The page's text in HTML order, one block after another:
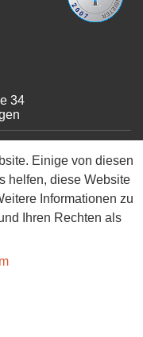
34
Einige von diesen
helfen, diese Website
Informationen zu
Ihren Rechten als